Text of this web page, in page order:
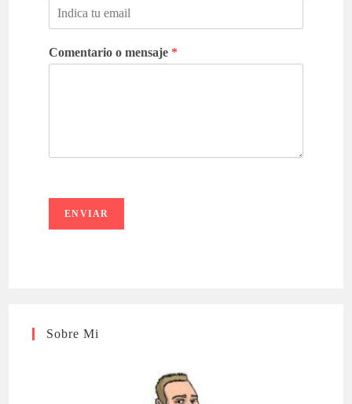
e
i
Comentario o mensaje *
ENVIAR
Sobre Mi